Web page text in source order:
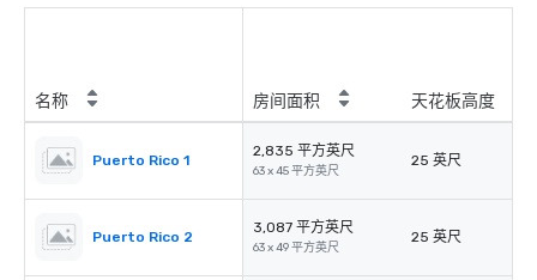
名称 房间面积 天花板高度
Puerto Rico 1
2,835 平方英尺
63 x 45 平方英尺
25 英尺
Puerto Rico 2
3,087 平方英尺
63 x 49 平方英尺
25 英尺